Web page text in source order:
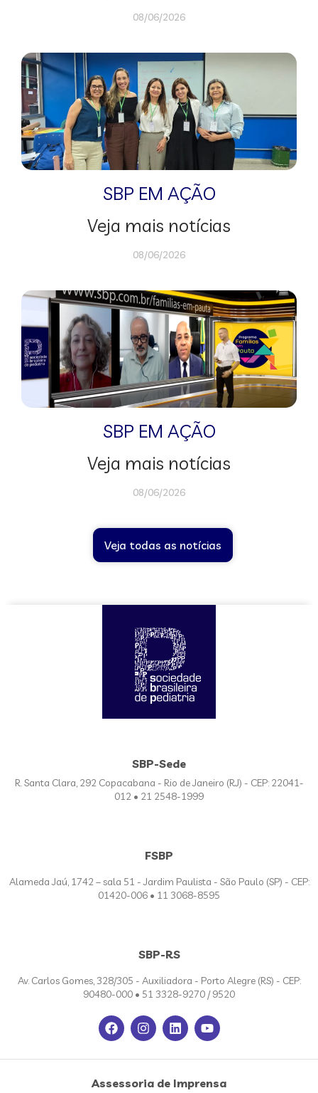
08/06/2026
SBP EM AÇÃO
Veja mais notícias
08/06/2026
SBP EM AÇÃO
Veja mais notícias
08/06/2026
Veja todas as notícias
SBP-Sede
R. Santa Clara, 292 Copacabana - Rio de Janeiro (RJ) - CEP: 22041-
012 • 21 2548-1999
FSBP
Alameda Jaú, 1742 – sala 51 - Jardim Paulista - São Paulo (SP) - CEP:
01420-006 • 11 3068-8595
SBP-RS
Av. Carlos Gomes, 328/305 - Auxiliadora - Porto Alegre (RS) - CEP:
90480-000 • 51 3328-9270 / 9520
Assessoria de Imprensa